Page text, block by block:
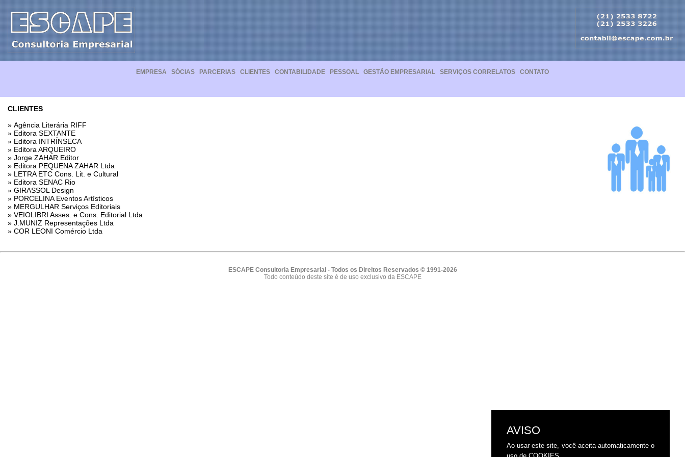
EMPRESA SÓCIAS PARCERIAS CLIENTES CONTABILIDADE PESSOAL GESTÃO EMPRESARIAL SERVIÇOS CORRELATOS CONTATO
CLIENTES
» Agência Literária RIFF
» Editora SEXTANTE
» Editora INTRÍNSECA
» Editora ARQUEIRO
» Jorge ZAHAR Editor
» Editora PEQUENA ZAHAR Ltda
» LETRA ETC Cons. Lit. e Cultural
» Editora SENAC Rio
» GIRASSOL Design
» PORCELINA Eventos Artísticos
» MERGULHAR Serviços Editoriais
» VEIOLIBRI Asses. e Cons. Editorial Ltda
» J.MUNIZ Representações Ltda
» COR LEONI Comércio Ltda
ESCAPE Consultoria Empresarial - Todos os Direitos Reservados © 1991-2026
Todo conteúdo deste site é de uso exclusivo da ESCAPE
AVISO
Ao usar este site, você aceita automaticamente o